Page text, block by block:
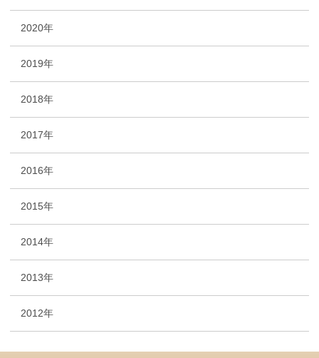
2020年
2019年
2018年
2017年
2016年
2015年
2014年
2013年
2012年